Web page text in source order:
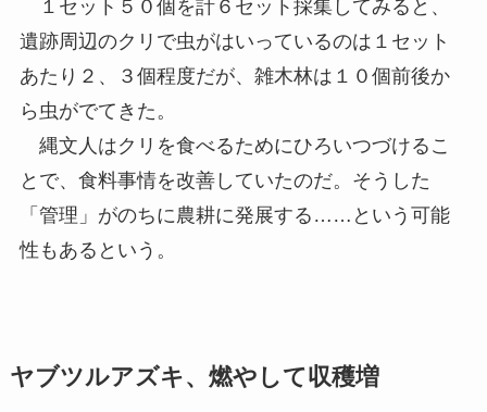
１セット５０個を計６セット採集してみると、
遺跡周辺のクリで虫がはいっているのは１セット
あたり２、３個程度だが、雑木林は１０個前後か
ら虫がでてきた。
縄文人はクリを食べるためにひろいつづけるこ
とで、食料事情を改善していたのだ。そうした
「管理」がのちに農耕に発展する……という可能
性もあるという。
ヤブツルアズキ、燃やして収穫増